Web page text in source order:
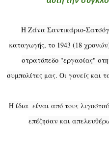
Η Ζάνα Σαντικάριο-
καταγωγής, το 1943 (18
στρατόπεδο "εργασίας"
συμπολίτες μας. Οι γονείς και
Η ίδια  είναι από τους
επέζησαν και